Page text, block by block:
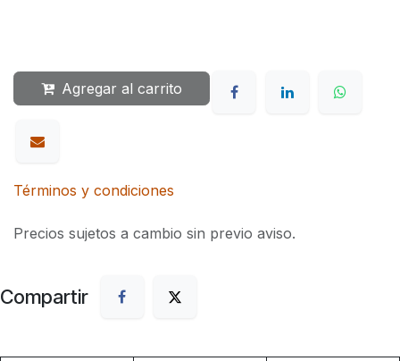
Agregar al carrito
Términos y condiciones
Precios sujetos a cambio sin previo aviso.
Compartir